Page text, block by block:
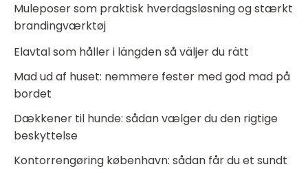
Muleposer som praktisk hverdagsløsning og stærkt
brandingværktøj
Elavtal som håller i längden så väljer du rätt
Mad ud af huset: nemmere fester med god mad på
bordet
Dækkener til hunde: sådan vælger du den rigtige
beskyttelse
Kontorrengøring københavn: sådan får du et sundt